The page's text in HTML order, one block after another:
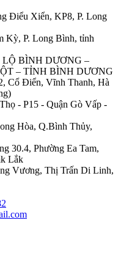
Điểu Xiển, KP8, P. Long
Kỳ, P. Long Bình, tỉnh
LỘ BÌNH DƯƠNG –
– TỈNH BÌNH DƯƠNG
Cổ Điển, Vĩnh Thanh, Hà
- P15 - Quận Gò Vấp -
Hòa, Q.Bình Thủy,
30.4, Phường Ea Tam,
Lắk
Vương, Thị Trấn Di Linh,